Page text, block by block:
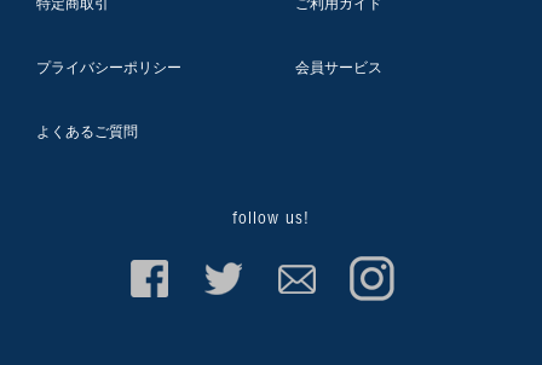
特定商取引 ご利用ガイド
プライバシーポリシー 会員サービス
よくあるご質問
follow us!